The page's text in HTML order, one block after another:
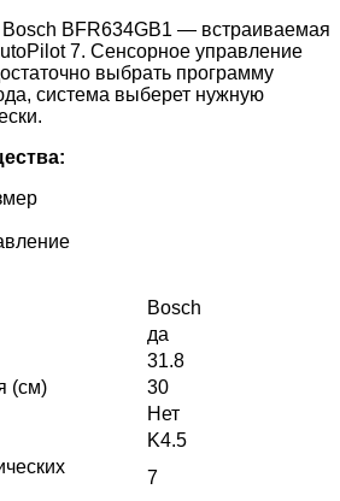
BFR634GB1 — встраиваемая
7. Сенсорное управление
выбрать программу
система выберет нужную
Bosch
да
31.8
(см)
30
Нет
K4.5
7